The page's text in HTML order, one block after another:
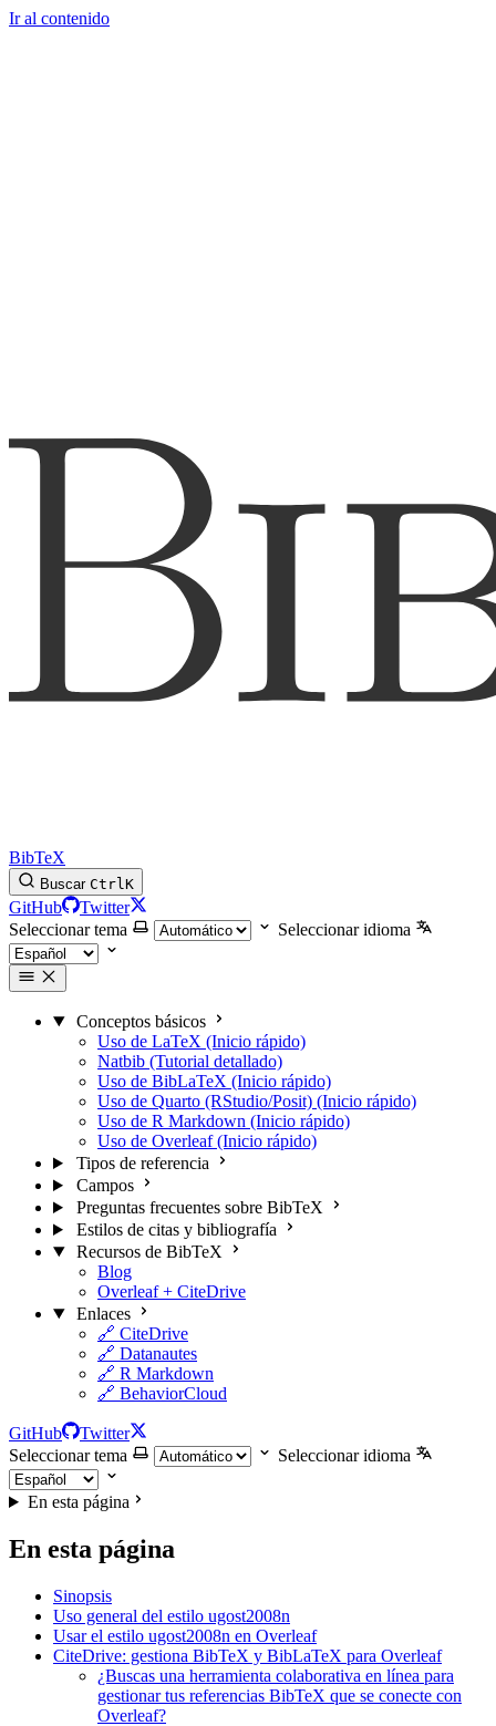
Ir al contenido
BibTeX
Buscar CtrlK
GitHub
Twitter
Seleccionar tema
Seleccionar idioma
Conceptos básicos
Uso de LaTeX (Inicio rápido)
Natbib (Tutorial detallado)
Uso de BibLaTeX (Inicio rápido)
Uso de Quarto (RStudio/Posit) (Inicio rápido)
Uso de R Markdown (Inicio rápido)
Uso de Overleaf (Inicio rápido)
Tipos de referencia
Campos
Preguntas frecuentes sobre BibTeX
Estilos de citas y bibliografía
Recursos de BibTeX
Blog
Overleaf + CiteDrive
Enlaces
🔗 CiteDrive
🔗 Datanautes
🔗 R Markdown
🔗 BehaviorCloud
GitHub
Twitter
Seleccionar tema
Seleccionar idioma
En esta página
En esta página
Sinopsis
Uso general del estilo ugost2008n
Usar el estilo ugost2008n en Overleaf
CiteDrive: gestiona BibTeX y BibLaTeX para Overleaf
¿Buscas una herramienta colaborativa en línea para
gestionar tus referencias BibTeX que se conecte con
Overleaf?